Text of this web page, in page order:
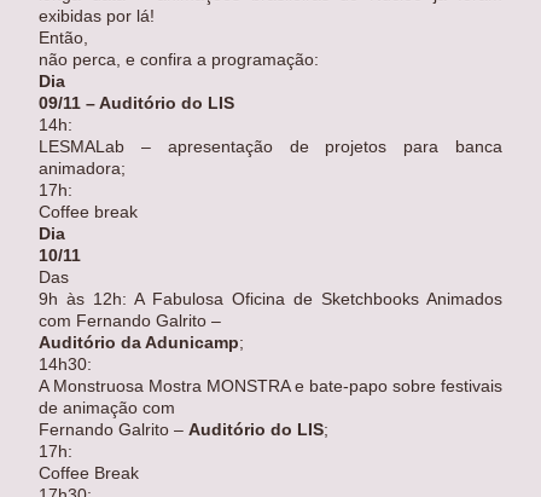
exibidas por lá!
Então,
não perca, e confira a programação:
Dia
09/11 – Auditório do LIS
14h:
LESMALab – apresentação de projetos para banca
animadora;
17h:
Coffee break
Dia
10/11
Das
9h às 12h: A Fabulosa Oficina de Sketchbooks Animados
com Fernando Galrito –
Auditório da Adunicamp;
14h30:
A Monstruosa Mostra MONSTRA e bate-papo sobre festivais
de animação com
Fernando Galrito – Auditório do LIS;
17h:
Coffee Break